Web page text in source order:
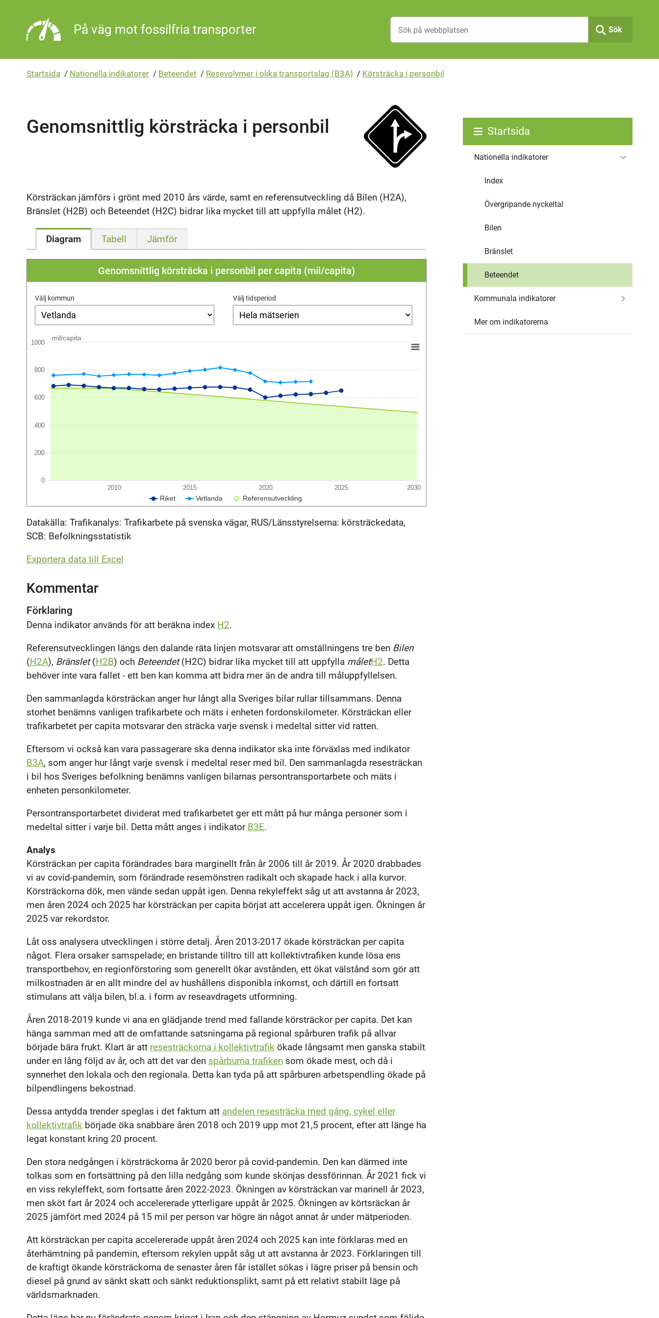
På väg mot fossilfria transporter Sök
Startsida / Nationella indikatorer / Beteendet / Resevolymer i olika transportslag (B3A) / Körsträcka i personbil
Genomsnittlig körsträcka i personbil
Körsträckan jämförs i grönt med 2010 års värde, samt en referensutveckling då Bilen (H2A),
Bränslet (H2B) och Beteendet (H2C) bidrar lika mycket till att uppfylla målet (H2).
Diagram Tabell Jämför
Genomsnittlig körsträcka i personbil per capita (mil/capita)
Välj kommun Välj tidsperiod
mil/capita
Riket Vetlanda Referensutveckling
2010 2015 2020 2025 2030
0
200
400
600
800
1000
Datakälla: Trafikanalys: Trafikarbete på svenska vägar, RUS/Länsstyrelserna: körsträckedata,
SCB: Befolkningsstatistik
Exportera data till Excel
Kommentar
Förklaring
Denna indikator används för att beräkna index H2.
Referensutvecklingen längs den dalande räta linjen motsvarar att omställningens tre ben Bilen
(H2A), Bränslet(H2B) och Beteendet(H2C) bidrar lika mycket till att uppfylla måletH2. Detta
behöver inte vara fallet - ett ben kan komma att bidra mer än de andra till måluppfyllelsen.
Den sammanlagda körsträckan anger hur långt alla Sveriges bilar rullar tillsammans. Denna
storhet benämns vanligen trafikarbete och mäts i enheten fordonskilometer. Körsträckan eller
trafikarbetet per capita motsvarar den sträcka varje svensk i medeltal sitter vid ratten.
Eftersom vi också kan vara passagerare ska denna indikator ska inte förväxlas med indikator
B3A, som anger hur långt varje svensk i medeltal reser med bil. Den sammanlagda resesträckan
i bil hos Sveriges befolkning benämns vanligen bilarnas persontransportarbete och mäts i
enheten personkilometer.
Persontransportarbetet dividerat med trafikarbetet ger ett mått på hur många personer som i
medeltal sitter i varje bil. Detta mått anges i indikator B3E.
Analys
Körsträckan per capita förändrades bara marginellt från år 2006 till år 2019. År 2020 drabbades
vi av covid-pandemin, som förändrade resemönstren radikalt och skapade hack i alla kurvor.
Körsträckorna dök, men vände sedan uppåt igen. Denna rekyleffekt såg ut att avstanna år 2023,
men åren 2024 och 2025 har körsträckan per capita börjat att accelerera uppåt igen. Ökningen år
2025 var rekordstor.
Låt oss analysera utvecklingen i större detalj. Åren 2013-2017 ökade körsträckan per capita
något. Flera orsaker samspelade; en bristande tilltro till att kollektivtrafiken kunde lösa ens
transportbehov, en regionförstoring som generellt ökar avstånden, ett ökat välstånd som gör att
milkostnaden är en allt mindre del av hushållens disponibla inkomst, och därtill en fortsatt
stimulans att välja bilen, bl.a. i form av reseavdragets utformning.
Åren 2018-2019 kunde vi ana en glädjande trend med fallande körsträckor per capita. Det kan
hänga samman med att de omfattande satsningarna på regional spårburen trafik på allvar
började bära frukt. Klart är att resesträckorna i kollektivtrafikökade långsamt men ganska stabilt
under en lång följd av år, och att det var den spårburna trafikensom ökade mest, och då i
synnerhet den lokala och den regionala. Detta kan tyda på att spårburen arbetspendling ökade på
bilpendlingens bekostnad.
Dessa antydda trender speglas i det faktum att andelen resesträcka med gång, cykel eller
kollektivtrafikbörjade öka snabbare åren 2018 och 2019 upp mot 21,5 procent, efter att länge ha
legat konstant kring 20 procent.
Den stora nedgången i körsträckorna år 2020 beror på covid-pandemin. Den kan därmed inte
tolkas som en fortsättning på den lilla nedgång som kunde skönjas dessförinnan. År 2021 fick vi
en viss rekyleffekt, som fortsatte åren 2022-2023. Ökningen av körsträckan var marinell år 2023,
men sköt fart år 2024 och accelererade ytterligare uppåt år 2025. Ökningen av körtsräckan år
2025 jämfört med 2024 på 15 mil per person var högre än något annat år under mätperioden.
Att körsträckan per capita accelererade uppåt åren 2024 och 2025 kan inte förklaras med en
återhämtning på pandemin, eftersom rekylen uppåt såg ut att avstanna år 2023. Förklaringen till
de kraftigt ökande körsträckorna de senaster åren får istället sökas i lägre priser på bensin och
diesel på grund av sänkt skatt och sänkt reduktionsplikt, samt på ett relativt stabilt läge på
världsmarknaden.
Startsida
Nationella indikatorer
Index
Övergripande nyckeltal
Bilen
Bränslet
Beteendet
Kommunala indikatorer
Mer om indikatorerna